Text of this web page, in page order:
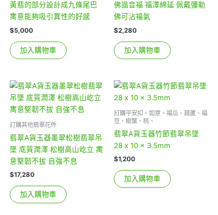
黃翡的部分設計成九條尾巴
寓意能夠吸引異性的好感
$5,000
加入購物車
佛諧音福 福澤綿延 佩戴彌勒
佛可沾福氣
$2,280
加入購物車
訂購其他翡翠花件
翡翠A貨玉器墨翠松樹翡翠吊
墜 底質潤澤 松樹高山屹立 寓
意堅韌不拔 自強不息
$17,280
加入購物車
訂購平安扣、如意、福瓜、葫蘆、福
豆、樹葉、桃、
翡翠A貨玉器竹節翡翠吊墜
28 x 10 x 3.5mm
$1,200
加入購物車